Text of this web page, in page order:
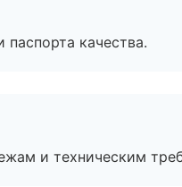
качества.
и техническим